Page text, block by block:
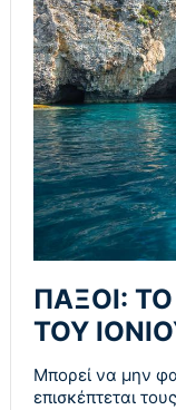
ΠΑΞΟΊ:
ΤΟΥ
Μπορεί να μην
επισκέπτεται